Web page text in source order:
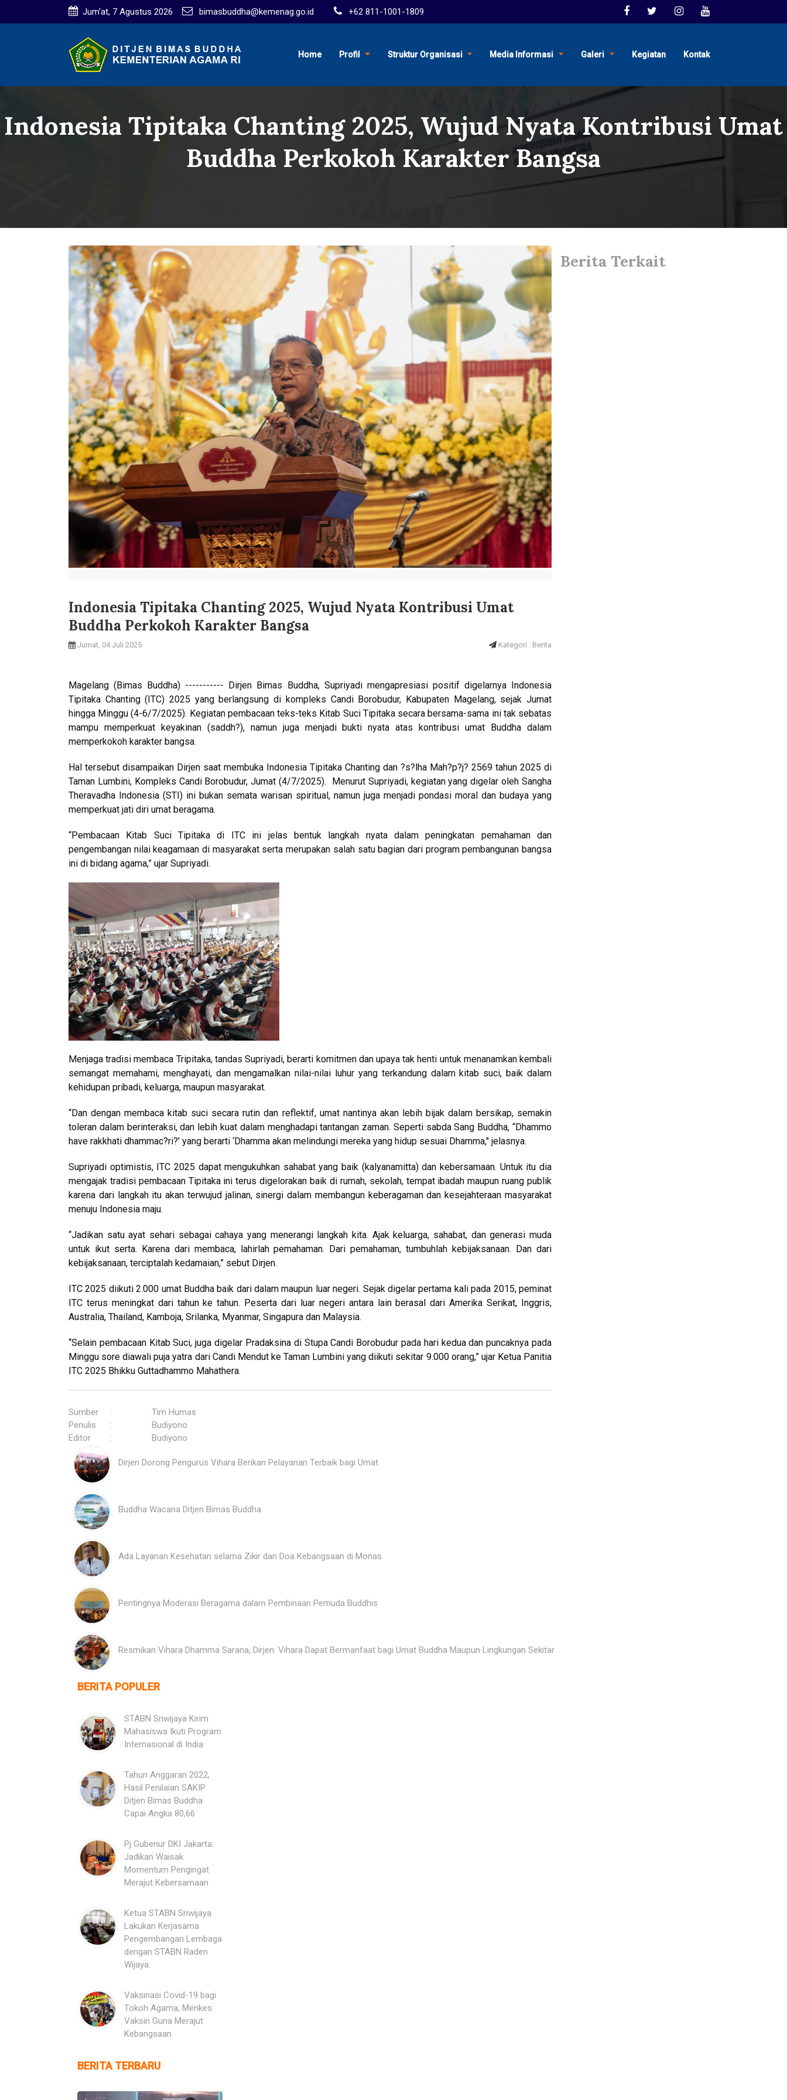
Jum'at, 7 Agustus 2026 bimasbuddha@kemenag.go.id +62 811-1001-1809
Home Profil Struktur Organisasi Media Informasi Galeri Kegiatan Kontak
Indonesia Tipitaka Chanting 2025, Wujud Nyata Kontribusi Umat
Buddha Perkokoh Karakter Bangsa
Indonesia Tipitaka Chanting 2025, Wujud Nyata Kontribusi Umat
Buddha Perkokoh Karakter Bangsa
Jumat, 04 Juli 2025 Kategori : Berita
Magelang (Bimas Buddha) ----------- Dirjen Bimas Buddha, Supriyadi mengapresiasi positif digelarnya Indonesia
Tipitaka Chanting (ITC) 2025 yang berlangsung di kompleks Candi Borobudur, Kabupaten Magelang, sejak Jumat
hingga Minggu (4-6/7/2025). Kegiatan pembacaan teks-teks Kitab Suci Tipitaka secara bersama-sama ini tak sebatas
mampu memperkuat keyakinan (saddh?), namun juga menjadi bukti nyata atas kontribusi umat Buddha dalam
memperkokoh karakter bangsa.
Hal tersebut disampaikan Dirjen saat membuka Indonesia Tipitaka Chanting dan ?s?lha Mah?p?j? 2569 tahun 2025 di
Taman Lumbini, Kompleks Candi Borobudur, Jumat (4/7/2025). Menurut Supriyadi, kegiatan yang digelar oleh Sangha
Theravadha Indonesia (STI) ini bukan semata warisan spiritual, namun juga menjadi pondasi moral dan budaya yang
memperkuat jati diri umat beragama.
“Pembacaan Kitab Suci Tipitaka di ITC ini jelas bentuk langkah nyata dalam peningkatan pemahaman dan
pengembangan nilai keagamaan di masyarakat serta merupakan salah satu bagian dari program pembangunan bangsa
ini di bidang agama,” ujar Supriyadi.
Menjaga tradisi membaca Tripitaka, tandas Supriyadi, berarti komitmen dan upaya tak henti untuk menanamkan kembali
semangat memahami, menghayati, dan mengamalkan nilai-nilai luhur yang terkandung dalam kitab suci, baik dalam
kehidupan pribadi, keluarga, maupun masyarakat.
“Dan dengan membaca kitab suci secara rutin dan reflektif, umat nantinya akan lebih bijak dalam bersikap, semakin
toleran dalam berinteraksi, dan lebih kuat dalam menghadapi tantangan zaman. Seperti sabda Sang Buddha, “Dhammo
have rakkhati dhammac?ri?’ yang berarti ‘Dhamma akan melindungi mereka yang hidup sesuai Dhamma," jelasnya.
Supriyadi optimistis, ITC 2025 dapat mengukuhkan sahabat yang baik (kalyanamitta) dan kebersamaan. Untuk itu dia
mengajak tradisi pembacaan Tipitaka ini terus digelorakan baik di rumah, sekolah, tempat ibadah maupun ruang publik
karena dari langkah itu akan terwujud jalinan, sinergi dalam membangun keberagaman dan kesejahteraan masyarakat
menuju Indonesia maju.
“Jadikan satu ayat sehari sebagai cahaya yang menerangi langkah kita. Ajak keluarga, sahabat, dan generasi muda
untuk ikut serta. Karena dari membaca, lahirlah pemahaman. Dari pemahaman, tumbuhlah kebijaksanaan. Dan dari
kebijaksanaan, terciptalah kedamaian,” sebut Dirjen.
ITC 2025 diikuti 2.000 umat Buddha baik dari dalam maupun luar negeri. Sejak digelar pertama kali pada 2015, peminat
ITC terus meningkat dari tahun ke tahun. Peserta dari luar negeri antara lain berasal dari Amerika Serikat, Inggris,
Australia, Thailand, Kamboja, Srilanka, Myanmar, Singapura dan Malaysia.
“Selain pembacaan Kitab Suci, juga digelar Pradaksina di Stupa Candi Borobudur pada hari kedua dan puncaknya pada
Minggu sore diawali puja yatra dari Candi Mendut ke Taman Lumbini yang diikuti sekitar 9.000 orang,” ujar Ketua Panitia
ITC 2025 Bhikku Guttadhammo Mahathera.
Sumber :
Tim Humas
Penulis
:
Budiyono
Editor
: Budiyono
Berita Terkait
Dirjen Dorong Pengurus Vihara Berikan Pelayanan Terbaik bagi Umat
Buddha Wacana Ditjen Bimas Buddha
Ada Layanan Kesehatan selama Zikir dan Doa Kebangsaan di Monas
Pentingnya Moderasi Beragama dalam Pembinaan Pemuda Buddhis
Resmikan Vihara Dhamma Sarana, Dirjen: Vihara Dapat Bermanfaat bagi Umat Buddha Maupun Lingkungan Sekitar
BERITA POPULER
STABN Sriwijaya Kirim
Mahasiswa Ikuti Program
Internasional di India
Tahun Anggaran 2022,
Hasil Penilaian SAKIP
Ditjen Bimas Buddha
Capai Angka 80,66
Pj Gubenur DKI Jakarta:
Jadikan Waisak
Momentum Pengingat
Merajut Kebersamaan
Ketua STABN Sriwijaya
Lakukan Kerjasama
Pengembangan Lembaga
dengan STABN Raden
Wijaya.
Vaksinasi Covid-19 bagi
Tokoh Agama, Menkes:
Vaksin Guna Merajut
Kebangsaan
BERITA TERBARU